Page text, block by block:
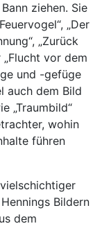
ziehen. Sie
„Der
„Zurück
„Flucht vor dem
und -gefüge
auch dem Bild
„Traumbild“
wohin
führen
Bildern
dem